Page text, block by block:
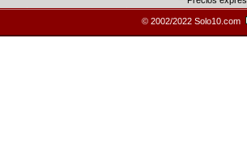
© 2002/2022 Solo10.com